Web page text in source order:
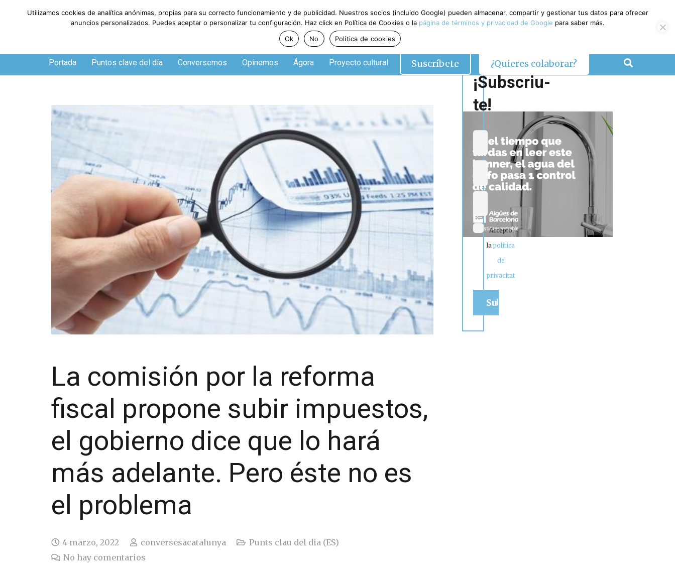
Viernes, 7 de agosto de 2026
Portada Puntos clave del día Conversemos Opinemos Ágora Proyecto cultural Suscríbete ¿Quieres colaborar?
La comisión por la reforma
fiscal propone subir impuestos,
el gobierno dice que lo hará
más adelante. Pero éste no es
el problema
4 marzo, 2022 conversesacatalunya
Punts clau del dia (ES)
No hay comentarios
¡Subscriu-
te!
Accepto
lapolítica
de
privacitat
Utilizamos cookies de analítica anónimas, propias para su correcto funcionamiento y de publicidad. Nuestros socios (incluido Google) pueden almacenar, compartir y gestionar tus datos para ofrecer
anuncios personalizados. Puedes aceptar o personalizar tu configuración. Haz click en Política de Cookies o la página de términos y privacidad de Google para saber más.
Ok
No Política de cookies